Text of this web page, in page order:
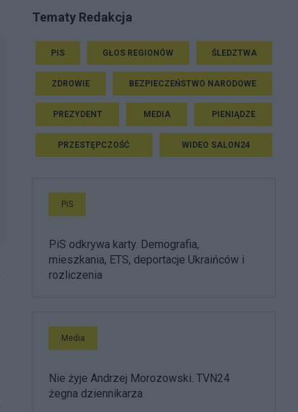
Tematy Redakcja
PIS GŁOS REGIONÓW ŚLEDZTWA
ZDROWIE BEZPIECZEŃSTWO NARODOWE
PREZYDENT MEDIA PIENIĄDZE
PRZESTĘPCZOŚĆ WIDEO SALON24
PiS
PiS odkrywa karty. Demografia,
mieszkania, ETS, deportacje Ukraińców i
rozliczenia
Media
Nie żyje Andrzej Morozowski. TVN24
żegna dziennikarza